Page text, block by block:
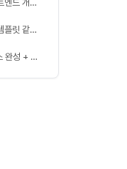
엔드 개발
릿 같이
완성 + 수